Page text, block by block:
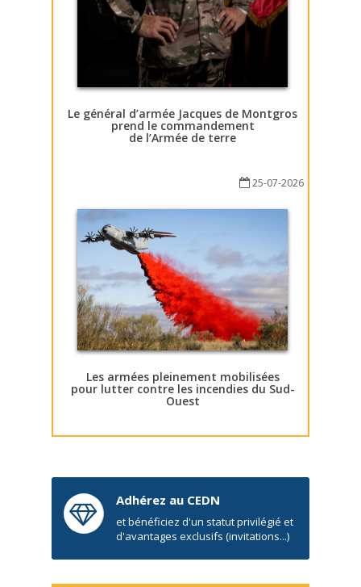
Le général d’armée Jacques de Montgros
prend le commandement
de l’Armée de terre
25-07-2026
Les armées pleinement mobilisées
pour lutter contre les incendies du Sud-
Ouest
Adhérez au CEDN
et bénéficiez d'un statut privilégié et
d'avantages exclusifs (invitations...)